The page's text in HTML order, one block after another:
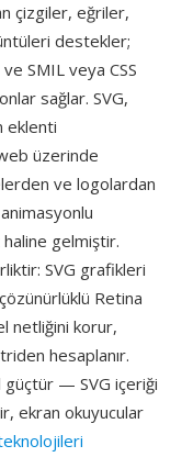
çizgiler, eğriler,
destekler;
SMIL veya CSS
sağlar. SVG,
eklenti
üzerinde
ve logolardan
gelmiştir.
SVG grafikleri
Retina
netliğini korur,
hesaplanır.
güçtür — SVG içeriği
ekran okuyucular